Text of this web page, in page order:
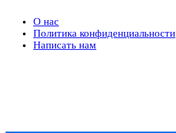
О нас
Политика конфиденциальности
Написать нам